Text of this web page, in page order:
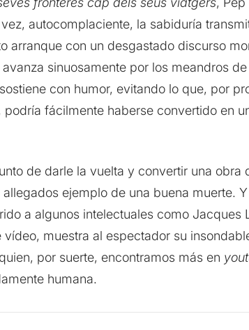
autocomplaciente, la sabiduría
arranque con un desgastado discurso
sinuosamente por los meandros
con humor, evitando lo que, por
fácilmente haberse convertido en
de darle la vuelta y convertir una obra
ejemplo de una buena muerte.
a algunos intelectuales como Jacques
muestra al espectador su
por suerte, encontramos más en
humana.